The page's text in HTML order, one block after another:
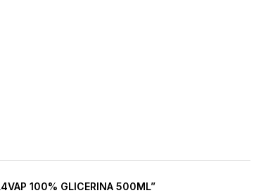
100% GLICERINA 500ML”